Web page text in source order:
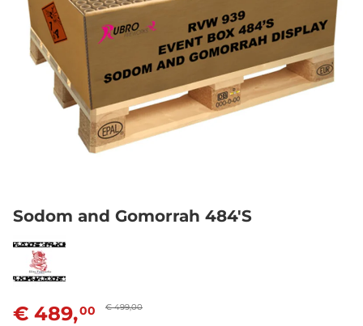
Sodom and Gomorrah 484'S
€ 489,00 € 499,00